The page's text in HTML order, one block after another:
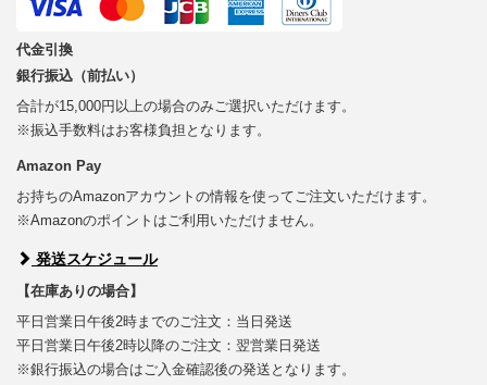
代金引換
銀行振込（前払い）
合計が15,000円以上の場合のみご選択いただけます。
※振込手数料はお客様負担となります。
Amazon Pay
お持ちのAmazonアカウントの情報を使ってご注文いただけます。
※Amazonのポイントはご利用いただけません。
発送スケジュール
【在庫ありの場合】
平日営業日午後2時までのご注文：当日発送
平日営業日午後2時以降のご注文：翌営業日発送
※銀行振込の場合はご入金確認後の発送となります。